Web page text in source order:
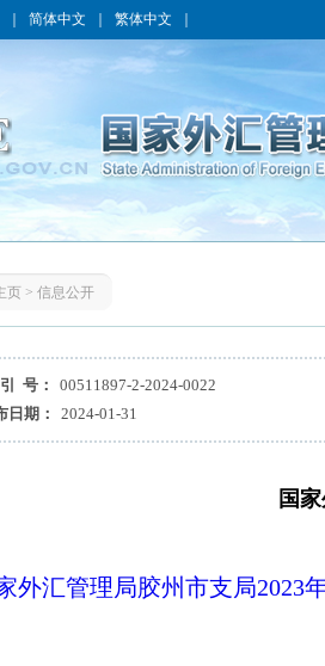
简体中文 繁体中文
页> 信息公开
号：
00511897-2-2024-0022
日期：
2024-01-31
国
外汇管理局胶州市支局2023